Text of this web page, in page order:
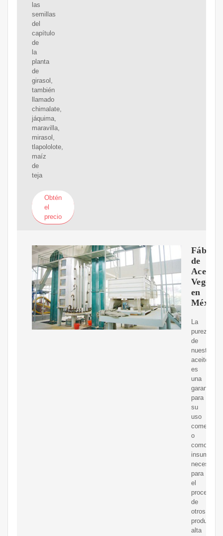
las
semillas
del
capítulo
de
la
planta
de
girasol,
también
llamado
chimalate,
jáquima,
maravilla,
mirasol,
tlapololote,
maíz
de
teja
Obtén
el
precio
Fábrica
de
Aceites
en
México
La
pureza
de
nuestro
aceite
es
una
garantía
para
su
uso
comestible
o
como
insumo
necesario
para
el
de
otros
productode
alta